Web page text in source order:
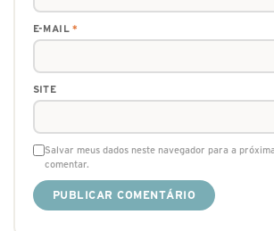
E-MAIL*
SITE
Salvar meus dados neste navegador para a
comentar.